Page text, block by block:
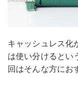
キャッシュレス化
は使い分けるとい
回はそんな方にお